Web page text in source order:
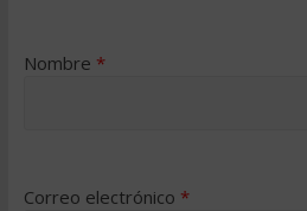
Nombre *
Correo electrónico *